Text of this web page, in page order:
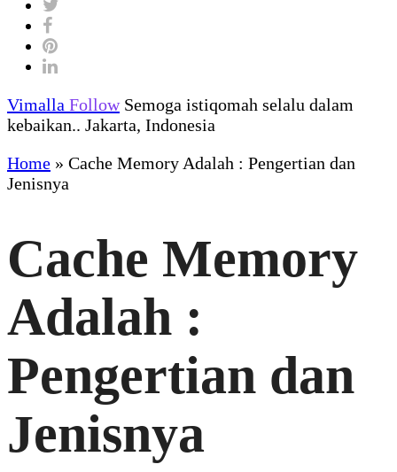
Vimalla Follow Semoga istiqomah selalu dalam
kebaikan.. Jakarta, Indonesia
Home » Cache Memory Adalah : Pengertian dan
Jenisnya
Cache Memory
Adalah :
Pengertian dan
Jenisnya